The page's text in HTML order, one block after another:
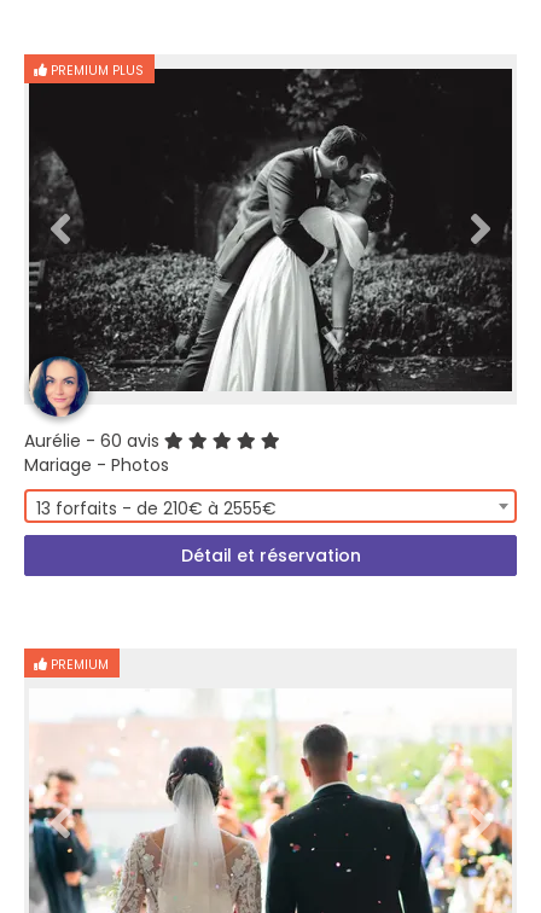
PREMIUM PLUS
Aurélie - 60 avis
Mariage - Photos
13 forfaits - de 210€ à 2555€
Détail et réservation
PREMIUM